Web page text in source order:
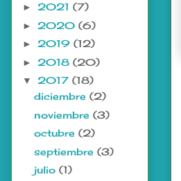
► 2021 (7)
► 2020 (6)
► 2019 (12)
► 2018 (20)
▼ 2017 (18)
diciembre (2)
noviembre (3)
octubre (2)
septiembre (3)
julio (1)